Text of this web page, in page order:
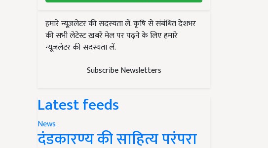
हमारे न्यूज़लेटर की सदस्यता लें. कृषि से संबंधित देशभर
की सभी लेटेस्ट ख़बरें मेल पर पढ़ने के लिए हमारे
न्यूज़लेटर की सदस्यता लें.
Subscribe Newsletters
Latest feeds
News
दंडकारण्य की साहित्य परंपरा